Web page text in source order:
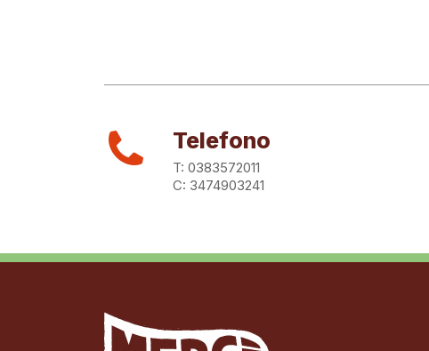
Telefono
T: 0383572011
C: 3474903241